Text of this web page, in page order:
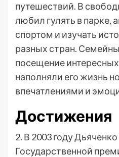
путешествий. В
любил гулять в парке,
спортом и изучать
разных стран.
посещение
наполняли его жизнь
впечатлениями и
Достижения
2. В 2003 году
Государственной